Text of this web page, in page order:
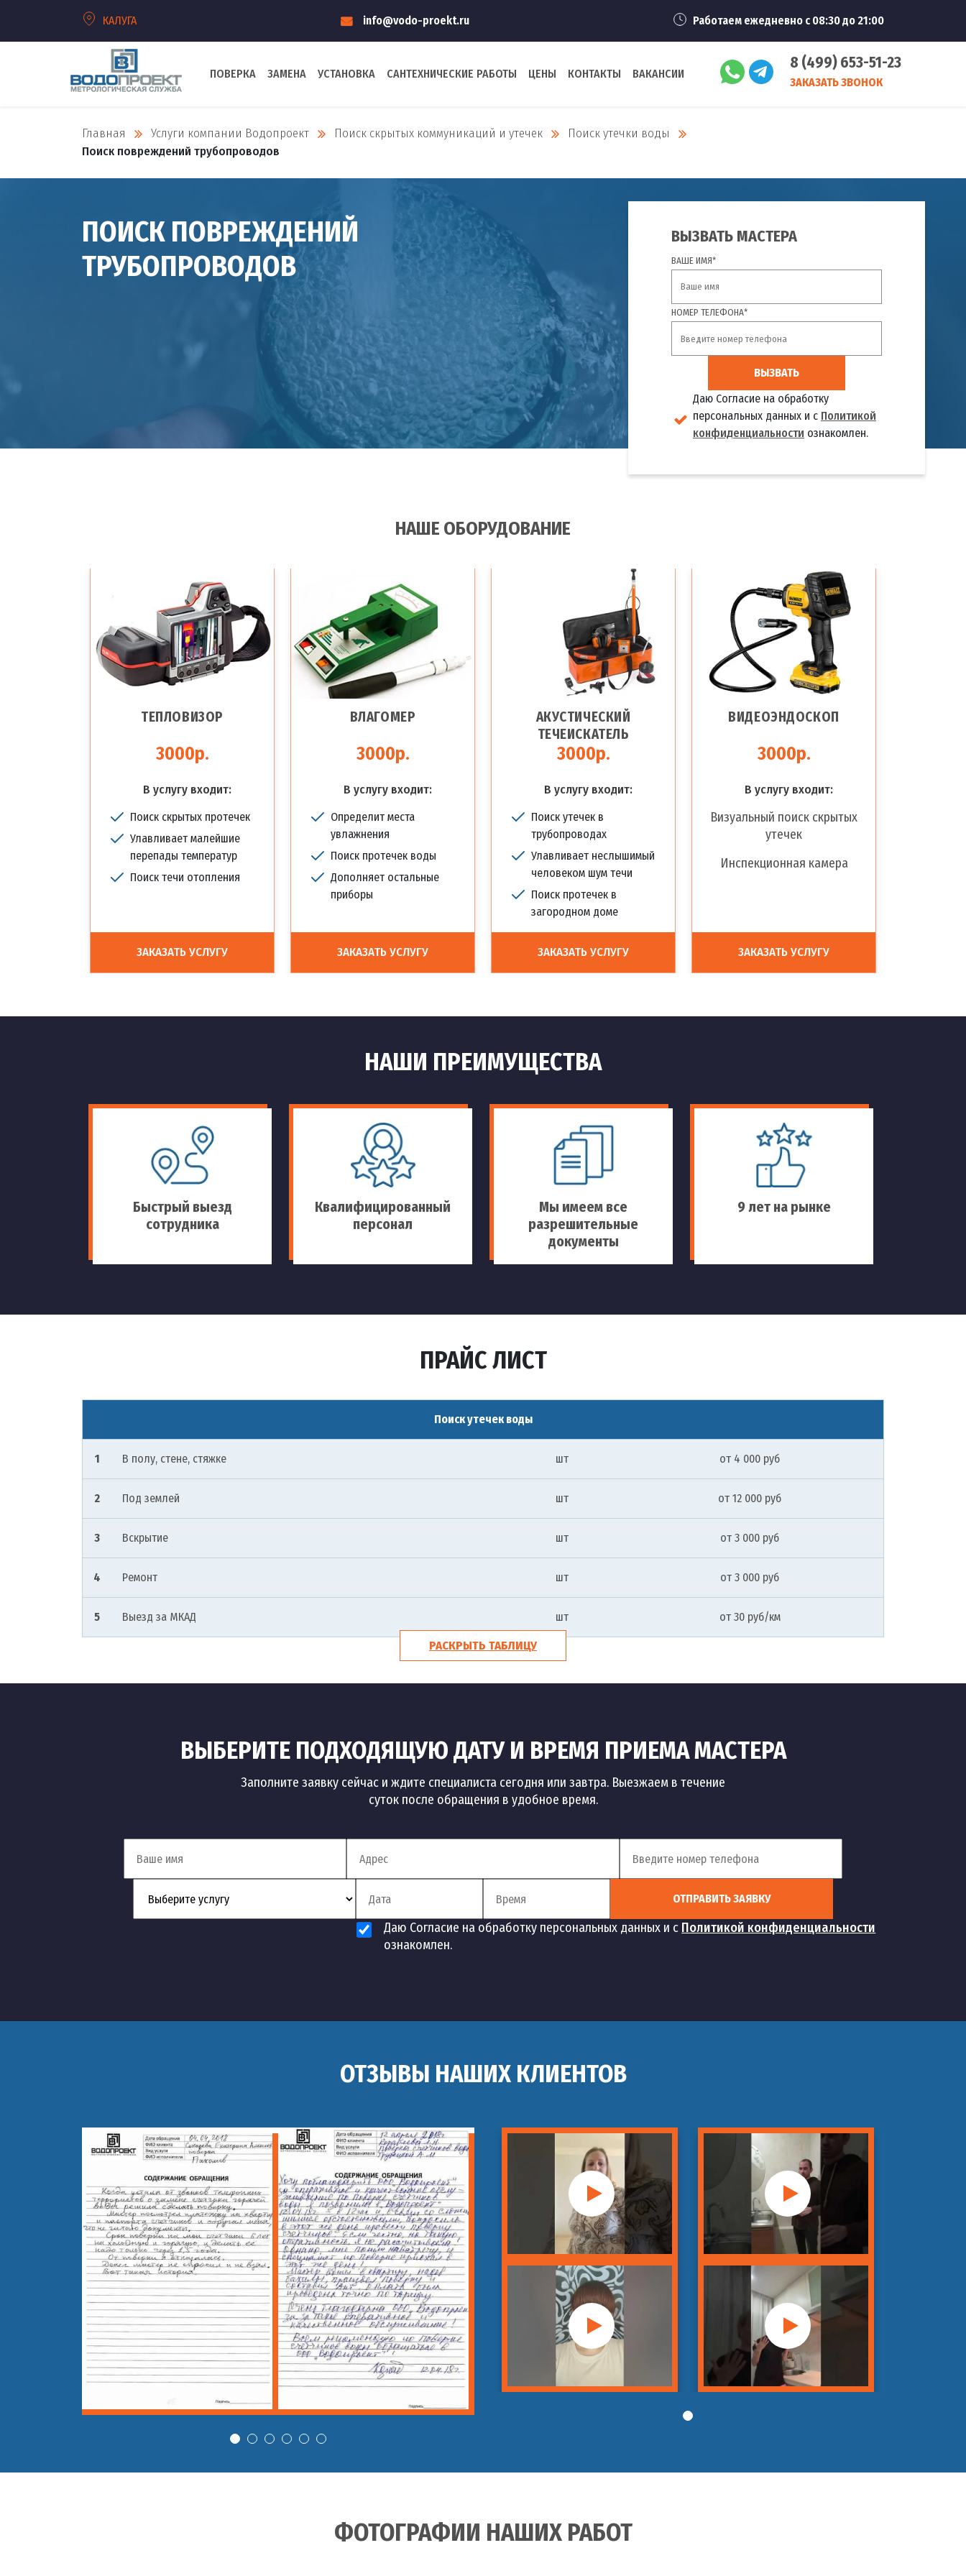
КАЛУГА info@vodo-proekt.ru Работаем ежедневно с 08:30 до 21:00
ПОВЕРКА ЗАМЕНА УСТАНОВКА САНТЕХНИЧЕСКИЕ РАБОТЫ ЦЕНЫ КОНТАКТЫ ВАКАНСИИ
8 (499) 653-51-23
ЗАКАЗАТЬ ЗВОНОК
Главная Услуги компании Водопроект Поиск скрытых коммуникаций и утечек
Поиск утечки воды
Поиск повреждений трубопроводов
ПОИСК ПОВРЕЖДЕНИЙ
ТРУБОПРОВОДОВ
ВЫЗВАТЬ МАСТЕРА
ВАШЕ ИМЯ*
НОМЕР ТЕЛЕФОНА*
ВЫЗВАТЬ
Даю Согласие на обработку
персональных данных и с Политикой
конфиденциальности ознакомлен.
НАШЕ ОБОРУДОВАНИЕ
ТЕПЛОВИЗОР
3000р.
В услугу входит:
Поиск скрытых протечек
Улавливает малейшие
перепады температур
Поиск течи отопления
ЗАКАЗАТЬ УСЛУГУ
ВЛАГОМЕР
3000р.
В услугу входит:
Определит места
увлажнения
Поиск протечек воды
Дополняет остальные
приборы
ЗАКАЗАТЬ УСЛУГУ
АКУСТИЧЕСКИЙ
ТЕЧЕИСКАТЕЛЬ
3000р.
В услугу входит:
Поиск утечек в
трубопроводах
Улавливает неслышимый
человеком шум течи
Поиск протечек в
загородном доме
ЗАКАЗАТЬ УСЛУГУ
ВИДЕОЭНДОСКОП
3000р.
В услугу входит:
Визуальный поиск скрытых
утечек
Инспекционная камера
ЗАКАЗАТЬ УСЛУГУ
НАШИ ПРЕИМУЩЕСТВА
Быстрый выезд
сотрудника
Квалифицированный
персонал
Мы имеем все
разрешительные
документы
9 лет на рынке
ПРАЙС ЛИСТ
Поиск утечек воды
1 В полу, стене, стяжке шт от 4 000 руб
2 Под землей шт от 12 000 руб
3 Вскрытие шт от 3 000 руб
4 Ремонт шт от 3 000 руб
5 Выезд за МКАД шт от 30 руб/км
РАСКРЫТЬ ТАБЛИЦУ
ВЫБЕРИТЕ ПОДХОДЯЩУЮ ДАТУ И ВРЕМЯ ПРИЕМА МАСТЕРА
Заполните заявку сейчас и ждите специалиста сегодня или завтра. Выезжаем в течение
суток после обращения в удобное время.
ОТПРАВИТЬ ЗАЯВКУ
Даю Согласие на обработку персональных данных и с Политикой конфиденциальности
ознакомлен.
ОТЗЫВЫ НАШИХ КЛИЕНТОВ
ФОТОГРАФИИ НАШИХ РАБОТ